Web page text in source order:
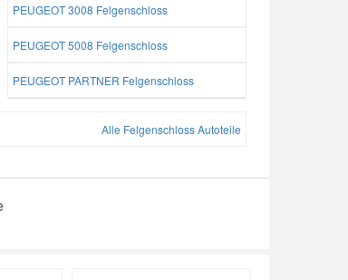
PEUGEOT 3008 Felgenschloss
PEUGEOT 5008 Felgenschloss
PEUGEOT PARTNER Felgenschloss
Alle Felgenschloss Autoteile